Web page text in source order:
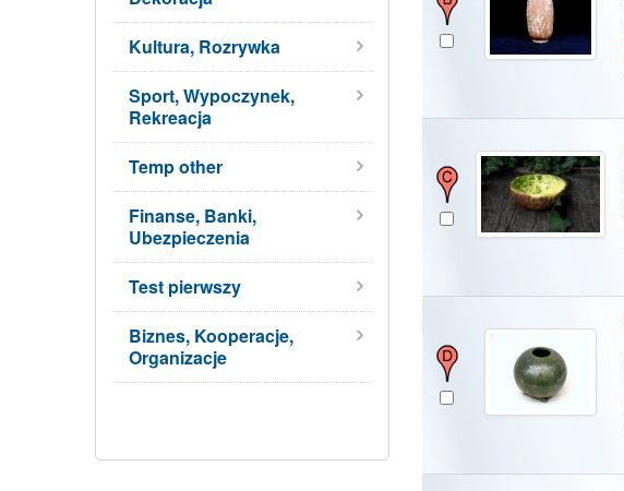
Kultura, Rozrywka
Sport, Wypoczynek,
Rekreacja
Temp other
Finanse, Banki,
Ubezpieczenia
Test pierwszy
Biznes, Kooperacje,
Organizacje
Pokaż/Ukryj mapę